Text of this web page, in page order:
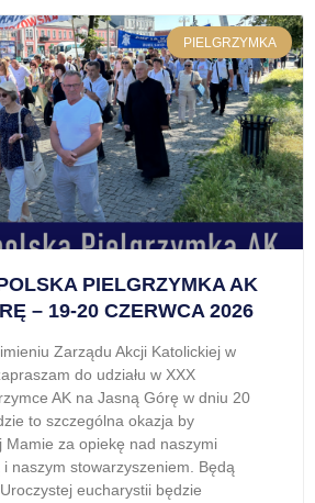
PIELGRZYMKA
PIELGRZYMKA AK
– 19-20 CZERWCA 2026
Zarządu Akcji Katolickiej w
do udziału w XXX
AK na Jasną Górę w dniu 20
to szczególna okazja by
Mamie za opiekę nad naszymi
naszym stowarzyszeniem. Będą
eucharystii będzie